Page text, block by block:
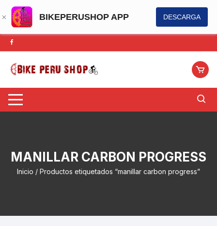
BIKEPERUSHOP APP DESCARGA
Saltar
al
contenido
MANILLAR CARBON PROGRESS
Inicio / Productos etiquetados “manillar carbon progress”